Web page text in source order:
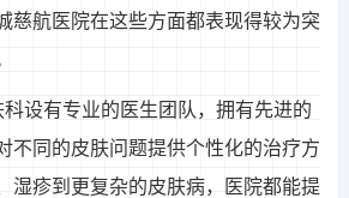
慈航医院在这些方面都表现得较为突
设有专业的医生团队，拥有先进的
不同的皮肤问题提供个性化的治疗方
湿疹到更复杂的皮肤病，医院都能提